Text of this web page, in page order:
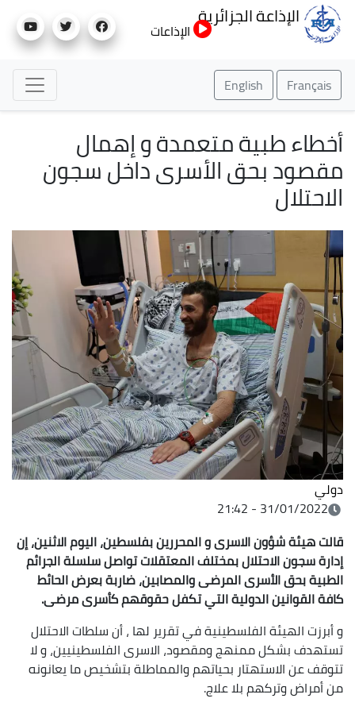
إلى
الإذاعة الجزائرية
الإذاعات
Français
English
أخطاء طبية متعمدة و إهمال
مقصود بحق الأسرى داخل سجون
الاحتلال
دولي
31/01/2022 - 21:42
قالت هيئة شؤون الاسرى و المحررين بفلسطين، اليوم الاثنين، إن
إدارة سجون الاحتلال بمختلف المعتقلات تواصل سلسلة الجرائم
الطبية بحق الأسرى المرضى والمصابين، ضاربة بعرض الحائط
كافة القوانين الدولية التي تكفل حقوقهم كأسرى مرضى.
و أبرزت الهيئة الفلسطينية في تقرير لها ، أن سلطات الاحتلال
تستهدف بشكل ممنهج ومقصود، الاسرى الفلسطينيين، و لا
تتوقف عن الاستهتار بحياتهم والمماطلة بتشخيص ما يعانونه
من أمراض وتركهم بلا علاج.